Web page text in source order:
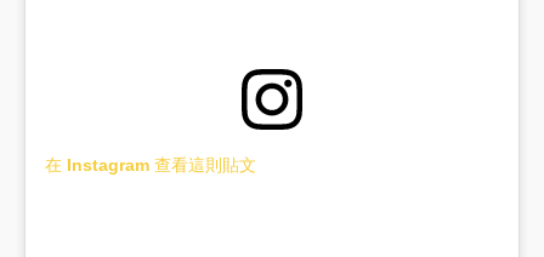
在 Instagram 查看這則貼文